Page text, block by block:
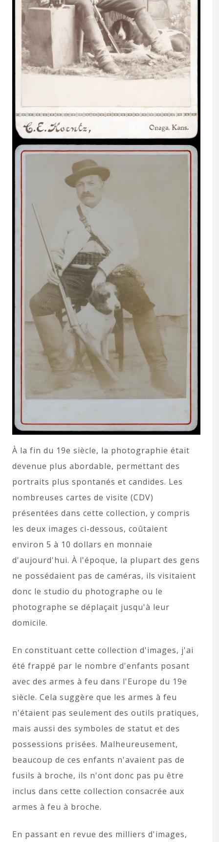
À la fin du 19e siècle, la photographie était
devenue plus abordable, permettant des
portraits plus spontanés et candides. Les
nombreuses cartes de visite (CDV)
présentées dans cette collection, y compris
les deux images ci-dessous, coûtaient
environ 5 à 10 dollars en monnaie
d'aujourd'hui. À l'époque, la plupart des gens
ne possédaient pas de caméras, ils visitaient
donc le studio du photographe ou le
photographe se déplaçait jusqu'à leur
domicile.
En constituant cette collection d'images, j'ai
été frappé par le nombre d'enfants posant
avec des armes à feu dans l'Europe du 19e
siècle. Cela suggère que les armes à feu
n'étaient pas seulement des outils pratiques,
mais aussi des symboles de statut et des
possessions prisées. Malheureusement,
beaucoup de ces enfants n'avaient pas de
fusils à broche, ils n'ont donc pas pu être
inclus dans cette collection consacrée aux
armes à feu à broche.
En passant en revue des milliers d'images,